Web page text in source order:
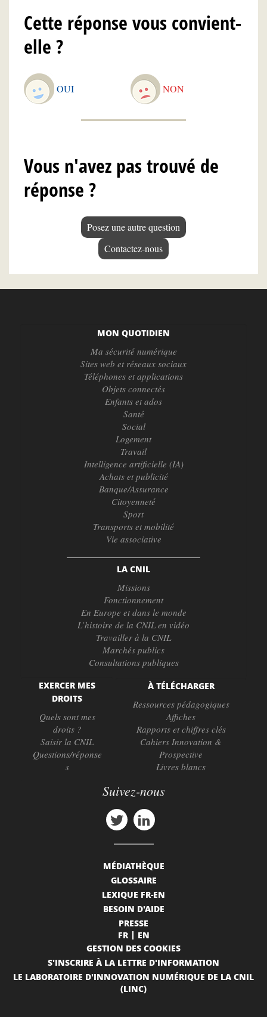
Cette réponse vous convient-
elle ?
OUI NON
Vous n'avez pas trouvé de
réponse ?
Posez une autre question
Contactez-nous
MON QUOTIDIEN
Ma sécurité numérique
Sites web et réseaux sociaux
Téléphones et applications
Objets connectés
Enfants et ados
Santé
Social
Logement
Travail
Intelligence artificielle (IA)
Achats et publicité
Banque/Assurance
Citoyenneté
Sport
Transports et mobilité
Vie associative
LA CNIL
Missions
Fonctionnement
En Europe et dans le monde
L’histoire de la CNIL en vidéo
Travailler à la CNIL
Marchés publics
Consultations publiques
EXERCER MES
DROITS
Quels sont mes
droits ?
Saisir la CNIL
Questions/réponse
s
À TÉLÉCHARGER
Ressources pédagogiques
Affiches
Rapports et chiffres clés
Cahiers Innovation &
Prospective
Livres blancs
Suivez-nous
MÉDIATHÈQUE
GLOSSAIRE
LEXIQUE FR-EN
BESOIN D'AIDE
PRESSE
FR
EN
GESTION DES COOKIES
S'INSCRIRE À LA LETTRE D'INFORMATION
LE LABORATOIRE D'INNOVATION NUMÉRIQUE DE LA CNIL
(LINC)